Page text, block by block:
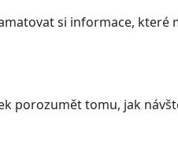
si informace,
porozumět tomu, jak